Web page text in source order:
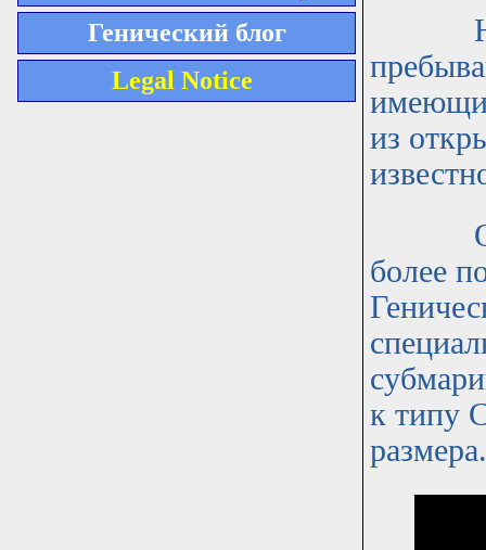
Генический блог
Legal Notice
Не
из
более
к типу
размера.